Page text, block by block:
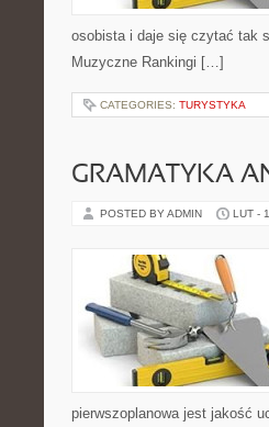
osobista i daje się czytać tak
Muzyczne Rankingi […]
CATEGORIES: TURYSTYKA
GRAMATYKA
POSTED BY ADMIN LUT -
pierwszoplanowa jest jakość